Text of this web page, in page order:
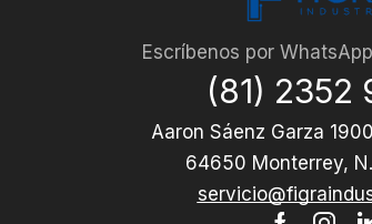
Escríbenos por
(81) 2352
Aaron Sáenz Garza
64650 Monterrey,